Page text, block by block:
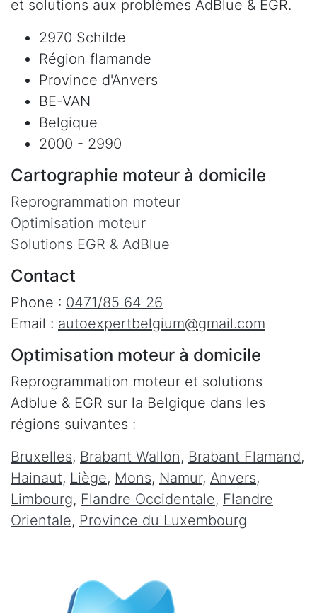
et solutions aux problèmes AdBlue & EGR.
2970 Schilde
Région flamande
Province d'Anvers
BE-VAN
Belgique
2000 - 2990
Cartographie moteur à domicile
Reprogrammation moteur
Optimisation moteur
Solutions EGR & AdBlue
Contact
Phone : 0471/85 64 26
Email : autoexpertbelgium@gmail.com
Optimisation moteur à domicile
Reprogrammation moteur et solutions
Adblue & EGR sur la Belgique dans les
régions suivantes :
Bruxelles, Brabant Wallon, Brabant Flamand,
Hainaut, Liège, Mons, Namur, Anvers,
Limbourg, Flandre Occidentale, Flandre
Orientale, Province du Luxembourg